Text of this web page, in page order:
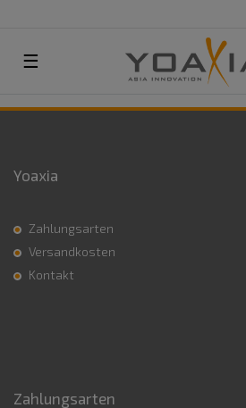
☰
Yoaxia
Zahlungsarten
Versandkosten
Kontakt
Zahlungsarten